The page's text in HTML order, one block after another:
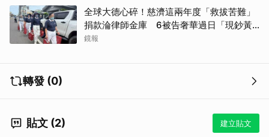
全球大德心碎！慈濟這兩年度「救拔苦難」
捐款淪律師金庫 6被告奢華過日「現鈔黃
金淹腳目」
鏡報
轉發 (0)
貼文 (2) 建立貼文